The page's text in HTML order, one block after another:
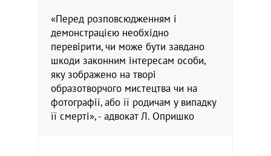
«Перед розповсюдженням і
демонстрацією необхідно
перевірити, чи може бути завдано
шкоди законним інтересам особи,
яку зображено на творі
образотворчого мистецтва чи на
фотографії, або її родичам у випадку
її смерті», - адвокат Л. Опришко